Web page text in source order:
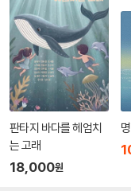
판타지 바다를 헤엄치
는 고래
18,000원